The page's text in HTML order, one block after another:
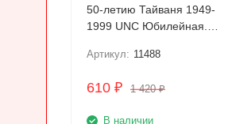
50-летию Тайваня 1949-
1999 UNC Юбилейная.
Артикул: 11488
610 ₽ 1 420₽
В наличии